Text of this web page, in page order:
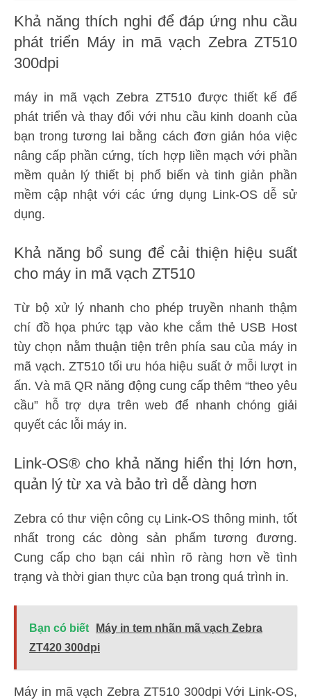
Khả năng thích nghi để đáp ứng nhu cầu
phát triển Máy in mã vạch Zebra ZT510
300dpi
máy in mã vạch Zebra ZT510 được thiết kế để
phát triển và thay đổi với nhu cầu kinh doanh của
bạn trong tương lai bằng cách đơn giản hóa việc
nâng cấp phần cứng, tích hợp liền mạch với phần
mềm quản lý thiết bị phổ biến và tinh giản phần
mềm cập nhật với các ứng dụng Link-OS dễ sử
dụng.
Khả năng bổ sung để cải thiện hiệu suất
cho máy in mã vạch ZT510
Từ bộ xử lý nhanh cho phép truyền nhanh thậm
chí đồ họa phức tạp vào khe cắm thẻ USB Host
tùy chọn nằm thuận tiện trên phía sau của máy in
mã vạch. ZT510 tối ưu hóa hiệu suất ở mỗi lượt in
ấn. Và mã QR năng động cung cấp thêm “theo yêu
cầu” hỗ trợ dựa trên web để nhanh chóng giải
quyết các lỗi máy in.
Link-OS® cho khả năng hiển thị lớn hơn,
quản lý từ xa và bảo trì dễ dàng hơn
Zebra có thư viện công cụ Link-OS thông minh, tốt
nhất trong các dòng sản phẩm tương đương.
Cung cấp cho bạn cái nhìn rõ ràng hơn về tình
trạng và thời gian thực của bạn trong quá trình in.
Bạn có biết
Máy in tem nhãn mã vạch Zebra
ZT420 300dpi
Máy in mã vạch Zebra ZT510 300dpi Với Link-OS,